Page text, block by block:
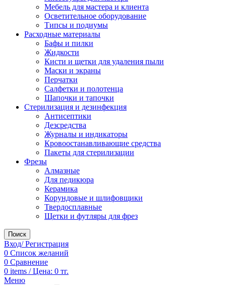
Мебель для мастера и клиента
Осветительное оборудование
Типсы и подиумы
Расходные материалы
Бафы и пилки
Жидкости
Кисти и щетки для удаления пыли
Маски и экраны
Перчатки
Салфетки и полотенца
Шапочки и тапочки
Стерилизация и дезинфекция
Антисептики
Дезсредства
Журналы и индикаторы
Кровоостанавливающие средства
Пакеты для стерилизации
Фрезы
Алмазные
Для педикюра
Керамика
Корундовые и шлифовщики
Твердосплавные
Щетки и футляры для фрез
Поиск
Вход/ Регистрация
0 Список желаний
0 Сравнение
0 items / Цена: 0 тг.
Меню